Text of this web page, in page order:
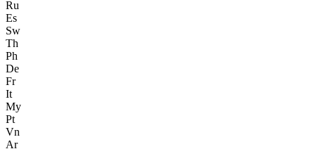
Ru
Es
Sw
Th
Ph
De
Fr
It
My
Pt
Vn
Ar